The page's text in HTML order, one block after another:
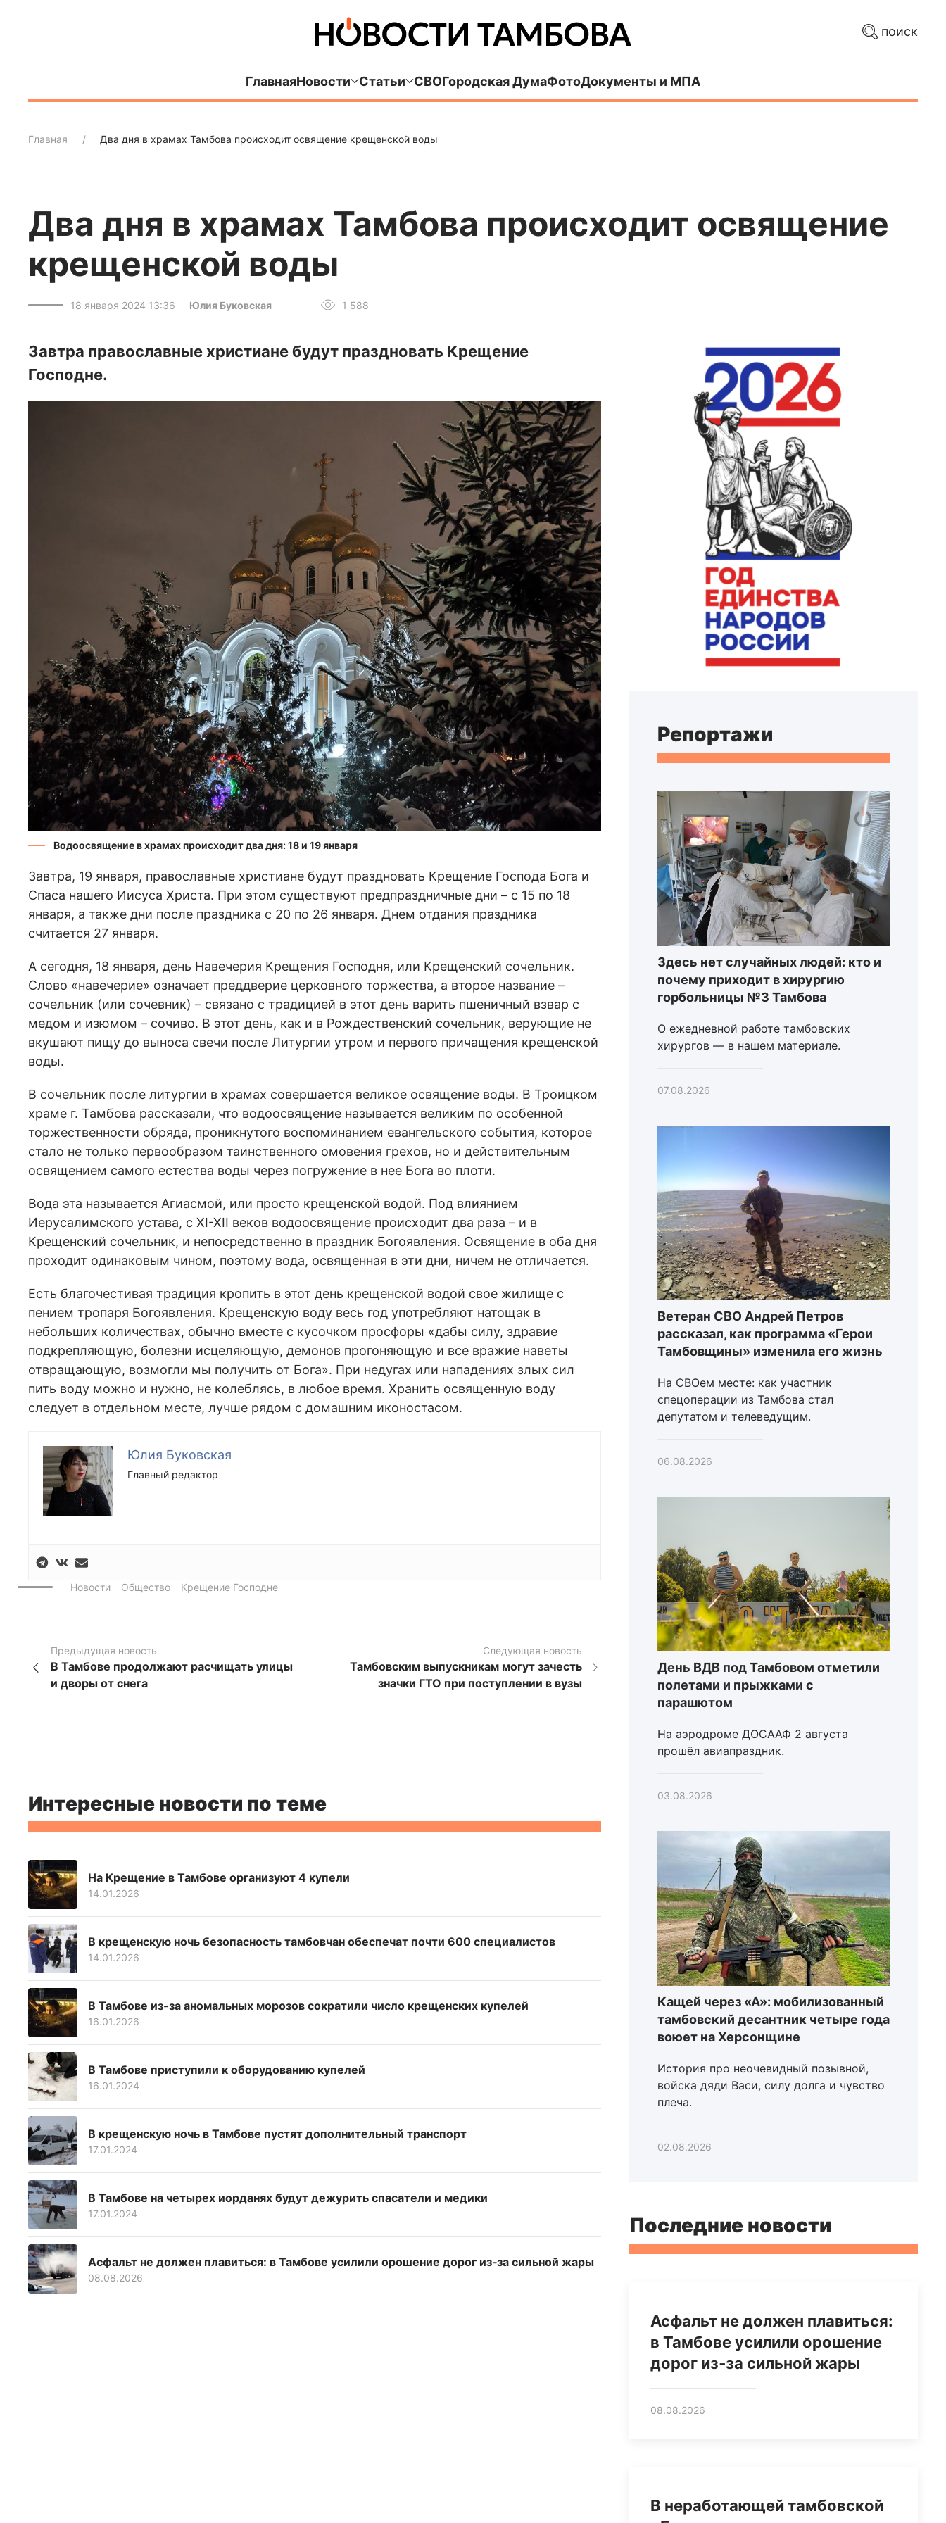
поиск
ГлавнаяНовости Статьи СВОГородская ДумаФотоДокументы и МПА
Главная Два дня в храмах Тамбова происходит освящение крещенской воды
Два дня в храмах Тамбова происходит освящение
крещенской воды
18 января 2024 13:36 Юлия Буковская 1 588
Завтра православные христиане будут праздновать Крещение
Господне.
Водоосвящение в храмах происходит два дня: 18 и 19 января
Завтра, 19 января, православные христиане будут праздновать Крещение Господа Бога и
Спаса нашего Иисуса Христа. При этом существуют предпраздничные дни – с 15 по 18
января, а также дни после праздника с 20 по 26 января. Днем отдания праздника
считается 27 января.
А сегодня, 18 января, день Навечерия Крещения Господня, или Крещенский сочельник.
Слово «навечерие» означает преддверие церковного торжества, а второе название –
сочельник (или сочевник) – связано с традицией в этот день варить пшеничный взвар с
медом и изюмом – сочиво. В этот день, как и в Рождественский сочельник, верующие не
вкушают пищу до выноса свечи после Литургии утром и первого причащения крещенской
воды.
В сочельник после литургии в храмах совершается великое освящение воды. В Троицком
храме г. Тамбова рассказали, что водоосвящение называется великим по особенной
торжественности обряда, проникнутого воспоминанием евангельского события, которое
стало не только первообразом таинственного омовения грехов, но и действительным
освящением самого естества воды через погружение в нее Бога во плоти.
Вода эта называется Агиасмой, или просто крещенской водой. Под влиянием
Иерусалимского устава, с XI-XII веков водоосвящение происходит два раза – и в
Крещенский сочельник, и непосредственно в праздник Богоявления. Освящение в оба дня
проходит одинаковым чином, поэтому вода, освященная в эти дни, ничем не отличается.
Есть благочестивая традиция кропить в этот день крещенской водой свое жилище с
пением тропаря Богоявления. Крещенскую воду весь год употребляют натощак в
небольших количествах, обычно вместе с кусочком просфоры «дабы силу, здравие
подкрепляющую, болезни исцеляющую, демонов прогоняющую и все вражие наветы
отвращающую, возмогли мы получить от Бога». При недугах или нападениях злых сил
пить воду можно и нужно, не колеблясь, в любое время. Хранить освященную воду
следует в отдельном месте, лучше рядом с домашним иконостасом.
Юлия Буковская
Главный редактор
Новости Общество Крещение Господне
Предыдущая новость
В Тамбове продолжают расчищать улицы
и дворы от снега
Следующая новость
Тамбовским выпускникам могут зачесть
значки ГТО при поступлении в вузы
Интересные новости по теме
На Крещение в Тамбове организуют 4 купели
14.01.2026
В крещенскую ночь безопасность тамбовчан обеспечат почти 600 специалистов
14.01.2026
В Тамбове из-за аномальных морозов сократили число крещенских купелей
16.01.2026
В Тамбове приступили к оборудованию купелей
16.01.2024
В крещенскую ночь в Тамбове пустят дополнительный транспорт
17.01.2024
В Тамбове на четырех иорданях будут дежурить спасатели и медики
17.01.2024
Асфальт не должен плавиться: в Тамбове усилили орошение дорог из‑за сильной жары
08.08.2026
Репортажи
Здесь нет случайных людей: кто и
почему приходит в хирургию
горбольницы №3 Тамбова
О ежедневной работе тамбовских
хирургов — в нашем материале.
07.08.2026
Ветеран СВО Андрей Петров
рассказал, как программа «Герои
Тамбовщины» изменила его жизнь
На СВОем месте: как участник
спецоперации из Тамбова стал
депутатом и телеведущим.
06.08.2026
День ВДВ под Тамбовом отметили
полетами и прыжками с
парашютом
На аэродроме ДОСААФ 2 августа
прошёл авиапраздник.
03.08.2026
Кащей через «А»: мобилизованный
тамбовский десантник четыре года
воюет на Херсонщине
История про неочевидный позывной,
войска дяди Васи, силу долга и чувство
плеча.
02.08.2026
Последние новости
Асфальт не должен плавиться:
в Тамбове усилили орошение
дорог из‑за сильной жары
08.08.2026
В неработающей тамбовской